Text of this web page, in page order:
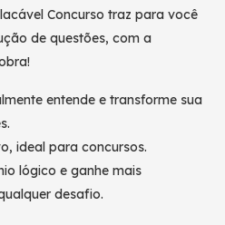
Concurso traz para você
de questões, com a
entende e transforme sua
ideal para concursos.
lógico e ganhe mais
desafio.